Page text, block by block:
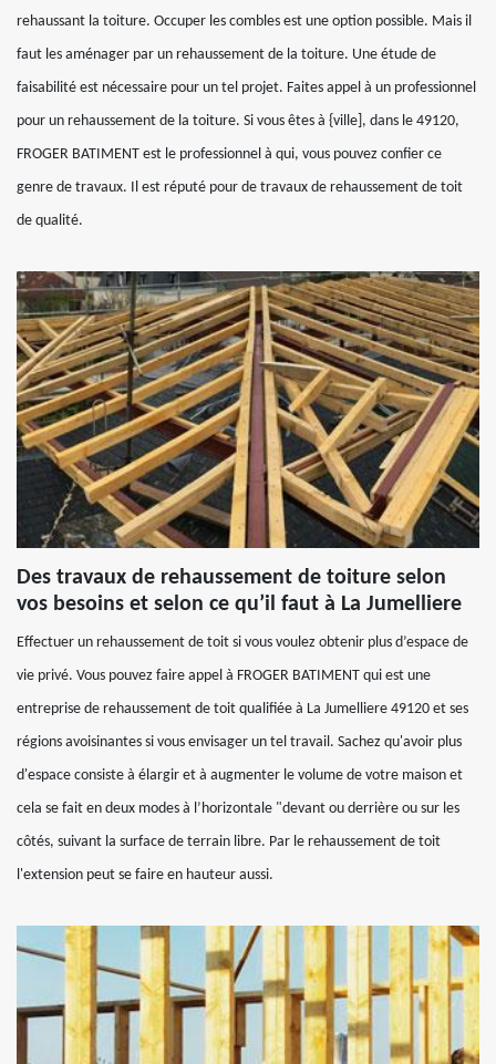
rehaussant la toiture. Occuper les combles est une option possible. Mais il
faut les aménager par un rehaussement de la toiture. Une étude de
faisabilité est nécessaire pour un tel projet. Faites appel à un professionnel
pour un rehaussement de la toiture. Si vous êtes à {ville], dans le 49120,
FROGER BATIMENT est le professionnel à qui, vous pouvez confier ce
genre de travaux. Il est réputé pour de travaux de rehaussement de toit
de qualité.
Des travaux de rehaussement de toiture selon
vos besoins et selon ce qu’il faut à La Jumelliere
Effectuer un rehaussement de toit si vous voulez obtenir plus d’espace de
vie privé. Vous pouvez faire appel à FROGER BATIMENT qui est une
entreprise de rehaussement de toit qualifiée à La Jumelliere 49120 et ses
régions avoisinantes si vous envisager un tel travail. Sachez qu'avoir plus
d'espace consiste à élargir et à augmenter le volume de votre maison et
cela se fait en deux modes à l’horizontale "devant ou derrière ou sur les
côtés, suivant la surface de terrain libre. Par le rehaussement de toit
l'extension peut se faire en hauteur aussi.